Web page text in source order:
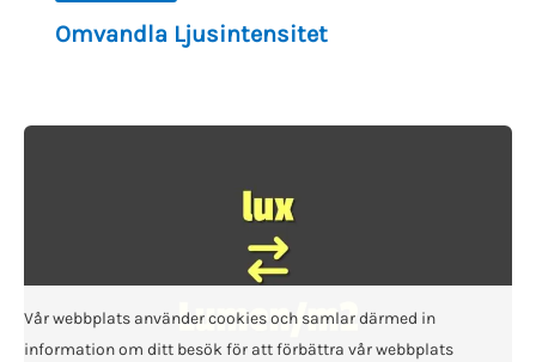
Omvandla Ljusintensitet
Vår webbplats använder cookies och samlar därmed in
information om ditt besök för att förbättra vår webbplats